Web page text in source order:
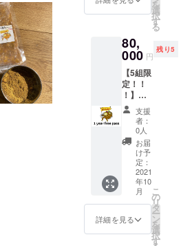
も同封
させて
いただ
きま
す。 使
い方は
シンプ
ルで、
温めた
無水チ
キンカ
レーに
ミック
ススパ
イスを
混ぜる
だけ！
べ方は
とても
沸騰し
たお湯
で「７
分」茹
でるだ
け！ お
うちで
簡単に
本格ス
パイス
カレー
を楽し
めま
す。 パ
ンくん
の作る
名物カ
レーを
是非一
特徴は
【豚特
みがな
いこ
と】 お
子様か
らご年
配の方
まで美
味しく
食べて
頂けま
す。 そ
のお肉
は柔ら
かく、
焼いた
ときの
「焼き
縮」が
少ない
シット
肉をほ
ぐして
作りま
す。 玉
ねぎの
炒め具
合や、
スパイ
スの配
合、
各々の
具材を
入れる
タイミ
ングな
錯誤を
重ねる
無く 鶏
肉を超
低温で
時間を
かけて
ゆっく
り煮込
むこと
で鶏肉
が持つ
水分と
旨味を
最大限
に引き
出し パ
せるこ
となく
させて
頂きま
す。 ※
チケッ
トは
1000円
綴りで
お届け
させて
頂きま
すので
複数回
に分け
てご利
用いた
だけま
す。 ※
ンくん
のカ
使える1
年間使
える
「フ
リーパ
スチ
ケッ
ト」 ※
単品カ
レー限
定とさ
せてい
ただき
ます。
毎週変
わる週
替わり
を
選
択
す
る
80,
000 円
残り5
【5組限
定！！
！】
【パン
カレー1
年間フ
リーパ
スチ
ケッ
ト！】
【1年間
有効】
パンく
んのカ
レーで
使える1
支援
者：
0人
お届
け予
定：
2021
年10
月
詳細を見る
こ
の
リ
タ
ー
ン
を
選
択
す